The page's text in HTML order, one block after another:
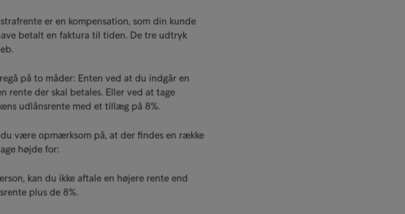
er en kompensation, som din kunde
betalt en faktura til tiden. De tre udtryk
på to måder: Enten ved at du indgår en
rente der skal betales. Eller ved at tage
udlånsrente med et tillæg på 8%.
være opmærksom på, at der findes en række
højde for:
kan du ikke aftale en højere rente end
plus de 8%.